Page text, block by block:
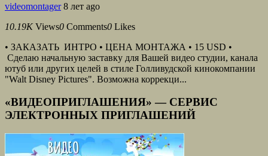
videomontager 8 лет ago
10.19K Views0 Comments0 Likes
• ЗАКАЗАТЬ ИНТРО • ЦЕНА МОНТАЖА • 15 USD •
Сделаю начальную заставку для Вашей видео студии, канала
ютуб или других целей в стиле Голливудской кинокомпании
"Walt Disney Pictures". Возможна коррекци...
«ВИДЕОПРИГЛАШЕНИЯ» — СЕРВИС
ЭЛЕКТРОННЫХ ПРИГЛАШЕНИЙ